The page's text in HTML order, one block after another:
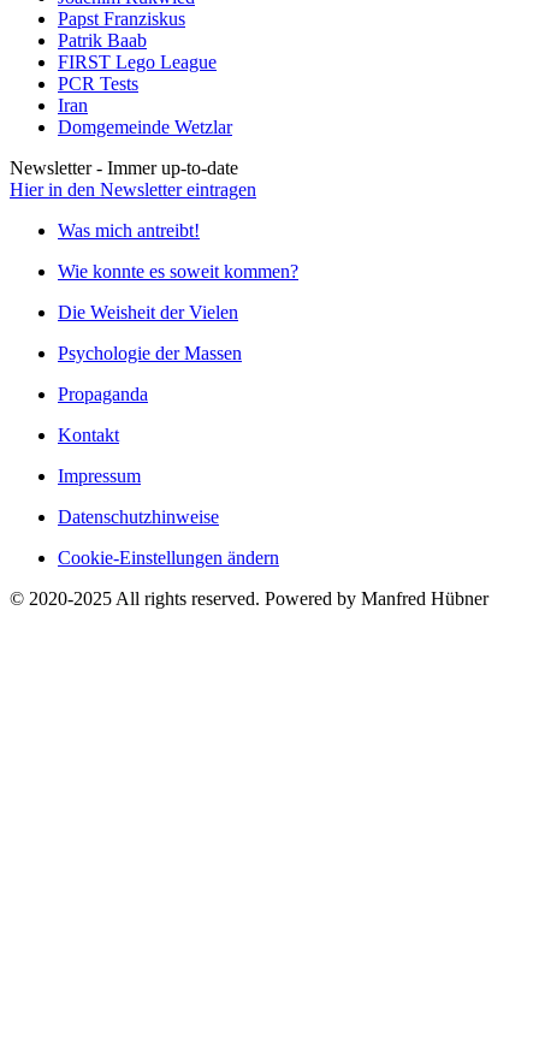
Papst Franziskus
Patrik Baab
FIRST Lego League
PCR Tests
Iran
Domgemeinde Wetzlar
Newsletter - Immer up-to-date
Hier in den Newsletter eintragen
Was mich antreibt!
Wie konnte es soweit kommen?
Die Weisheit der Vielen
Psychologie der Massen
Propaganda
Kontakt
Impressum
Datenschutzhinweise
Cookie-Einstellungen ändern
© 2020-2025 All rights reserved. Powered by Manfred Hübner